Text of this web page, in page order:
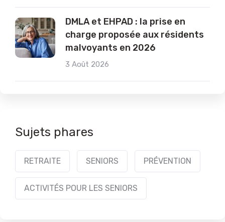
DMLA et EHPAD : la prise en
charge proposée aux résidents
malvoyants en 2026
3 Août 2026
Sujets phares
RETRAITE SENIORS PRÉVENTION
ACTIVITÉS POUR LES SENIORS